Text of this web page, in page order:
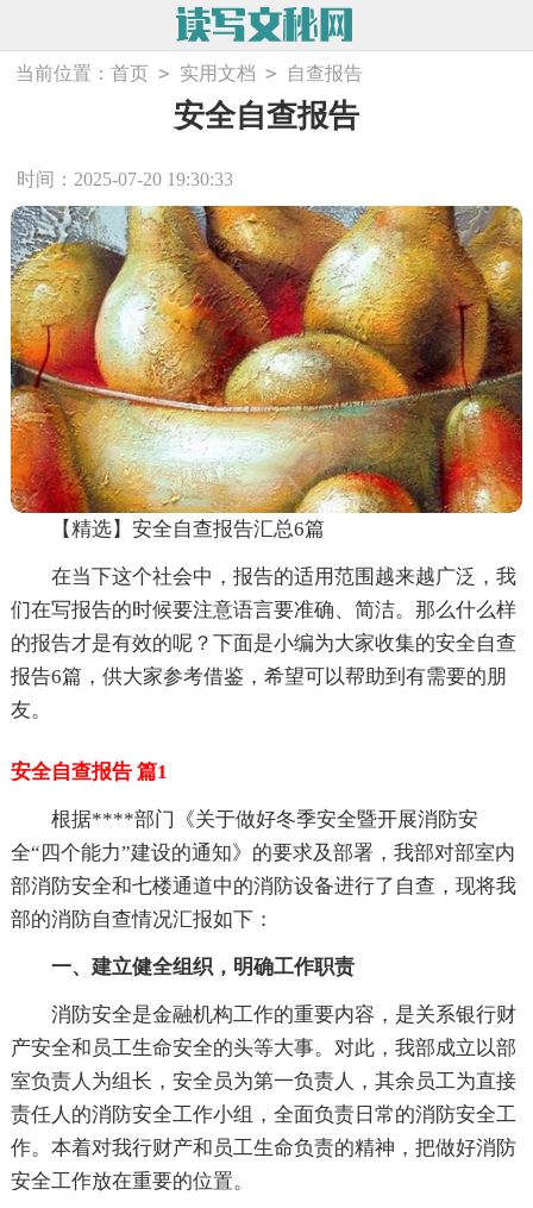
当前位置：首页 > 实用文档 > 自查报告
安全自查报告
时间：2025-07-20 19:30:33
【精选】安全自查报告汇总6篇
在当下这个社会中，报告的适用范围越来越广泛，我
们在写报告的时候要注意语言要准确、简洁。那么什么样
的报告才是有效的呢？下面是小编为大家收集的安全自查
报告6篇，供大家参考借鉴，希望可以帮助到有需要的朋
友。
安全自查报告 篇1
根据****部门《关于做好冬季安全暨开展消防安
全“四个能力”建设的通知》的要求及部署，我部对部室内
部消防安全和七楼通道中的消防设备进行了自查，现将我
部的消防自查情况汇报如下：
一、建立健全组织，明确工作职责
消防安全是金融机构工作的重要内容，是关系银行财
产安全和员工生命安全的头等大事。对此，我部成立以部
室负责人为组长，安全员为第一负责人，其余员工为直接
责任人的消防安全工作小组，全面负责日常的消防安全工
作。本着对我行财产和员工生命负责的精神，把做好消防
安全工作放在重要的位置。